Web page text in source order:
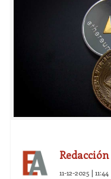
Redacción
11-12-2025 | 11:44